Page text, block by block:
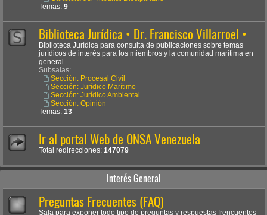
Temas: 9
Biblioteca Jurídica • Dr. Francisco Villarroel •
Biblioteca Jurídica para consulta de publicaciones sobre temas
jurídicos de interés para los miembros y la comunidad marítima en
general.
Subsalas:
Sección: Procesal Civil
Sección: Jurídico Marítimo
Sección: Jurídico Ambiental
Sección: Opinión
Temas: 13
Ir al portal Web de ONSA Venezuela
Total redirecciones: 147079
Interés General
Preguntas Frecuentes (FAQ)
Sala para exponer todo tipo de preguntas y respuestas frencuentes